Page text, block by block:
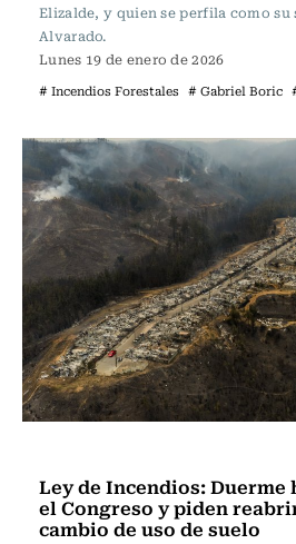
Elizalde, y quien se perfila como su
Alvarado.
Lunes 19 de enero de 2026
# Incendios Forestales # Gabriel Boric
Ley de Incendios: Duerme
el Congreso y piden
cambio de uso de suelo